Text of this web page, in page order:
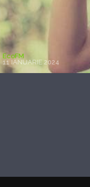
EcoFM
11 IANUARIE 2024